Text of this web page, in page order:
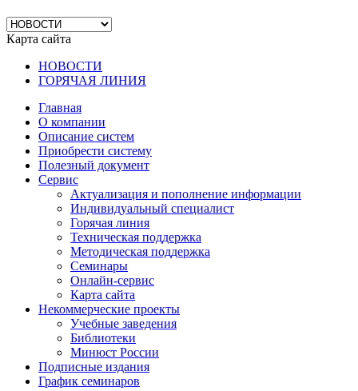
Карта сайта
НОВОСТИ
ГОРЯЧАЯ ЛИНИЯ
Главная
О компании
Описание систем
Приобрести систему
Полезный документ
Сервис
Актуализация и пополнение информации
Индивидуальный специалист
Горячая линия
Техническая поддержка
Методическая поддержка
Семинары
Онлайн-сервис
Карта сайта
Некоммерческие проекты
Учебные заведения
Библиотеки
Минюст России
Подписные издания
График семинаров